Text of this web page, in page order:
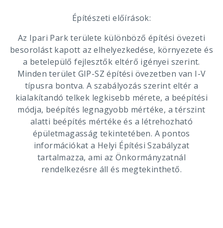
Építészeti előírások:
Az Ipari Park területe különböző építési övezeti
besorolást kapott az elhelyezkedése, környezete és
a betelepülő fejlesztők eltérő igényei szerint.
Minden terület GIP-SZ építési övezetben van I-V
típusra bontva. A szabályozás szerint eltér a
kialakítandó telkek legkisebb mérete, a beépítési
módja, beépítés legnagyobb mértéke, a térszint
alatti beépítés mértéke és a létrehozható
épületmagasság tekintetében. A pontos
információkat a Helyi Építési Szabályzat
tartalmazza, ami az Önkormányzatnál
rendelkezésre áll és megtekinthető.